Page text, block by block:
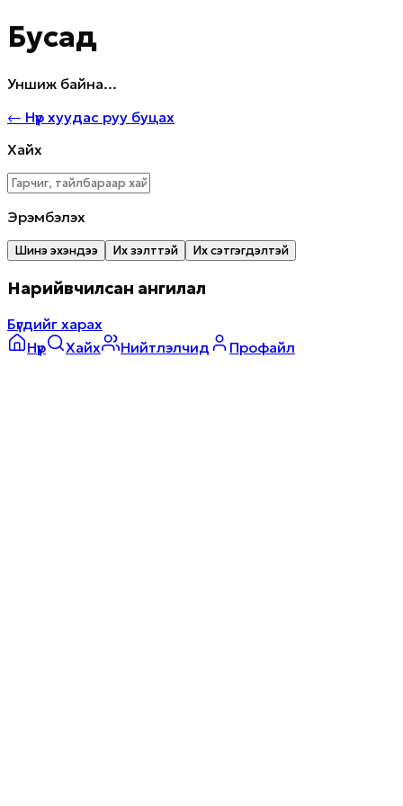
Бусад
Уншиж байна...
← Нүүр хуудас руу буцах
Хайх
Эрэмбэлэх
Шинэ эхэндээ Их үзэлттэй Их сэтгэгдэлтэй
Нарийвчилсан ангилал
Бүгдийг харах
Нүүр
Хайх Нийтлэлчид Профайл